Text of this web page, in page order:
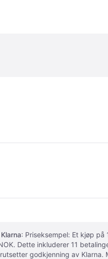
: Priseksempel: Et kjøp
Dette inkluderer 11
godkjenning av